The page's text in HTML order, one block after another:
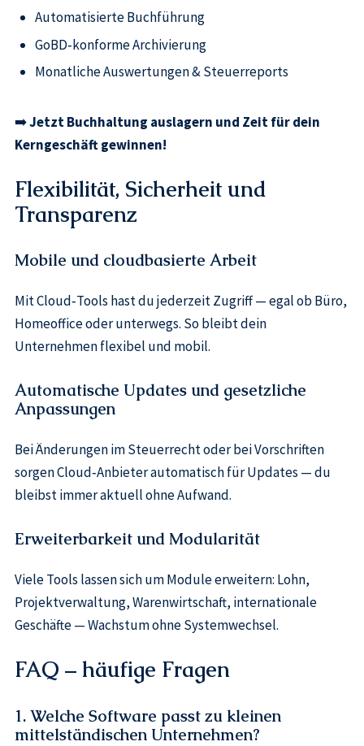
Automatisierte Buchführung
GoBD‑konforme Archivierung
Monatliche Auswertungen & Steuerreports
➡️Jetzt Buchhaltung auslagern und Zeit für dein
Kerngeschäft gewinnen!
Flexibilität, Sicherheit und
Transparenz
Mobile und cloudbasierte Arbeit
Mit Cloud‑Tools hast du jederzeit Zugriff — egal ob Büro,
Homeoffice oder unterwegs. So bleibt dein
Unternehmen flexibel und mobil.
Automatische Updates und gesetzliche
Anpassungen
Bei Änderungen im Steuerrecht oder bei Vorschriften
sorgen Cloud‑Anbieter automatisch für Updates — du
bleibst immer aktuell ohne Aufwand.
Erweiterbarkeit und Modularität
Viele Tools lassen sich um Module erweitern: Lohn,
Projektverwaltung, Warenwirtschaft, internationale
Geschäfte — Wachstum ohne Systemwechsel.
FAQ – häufige Fragen
1. Welche Software passt zu kleinen
mittelständischen Unternehmen?